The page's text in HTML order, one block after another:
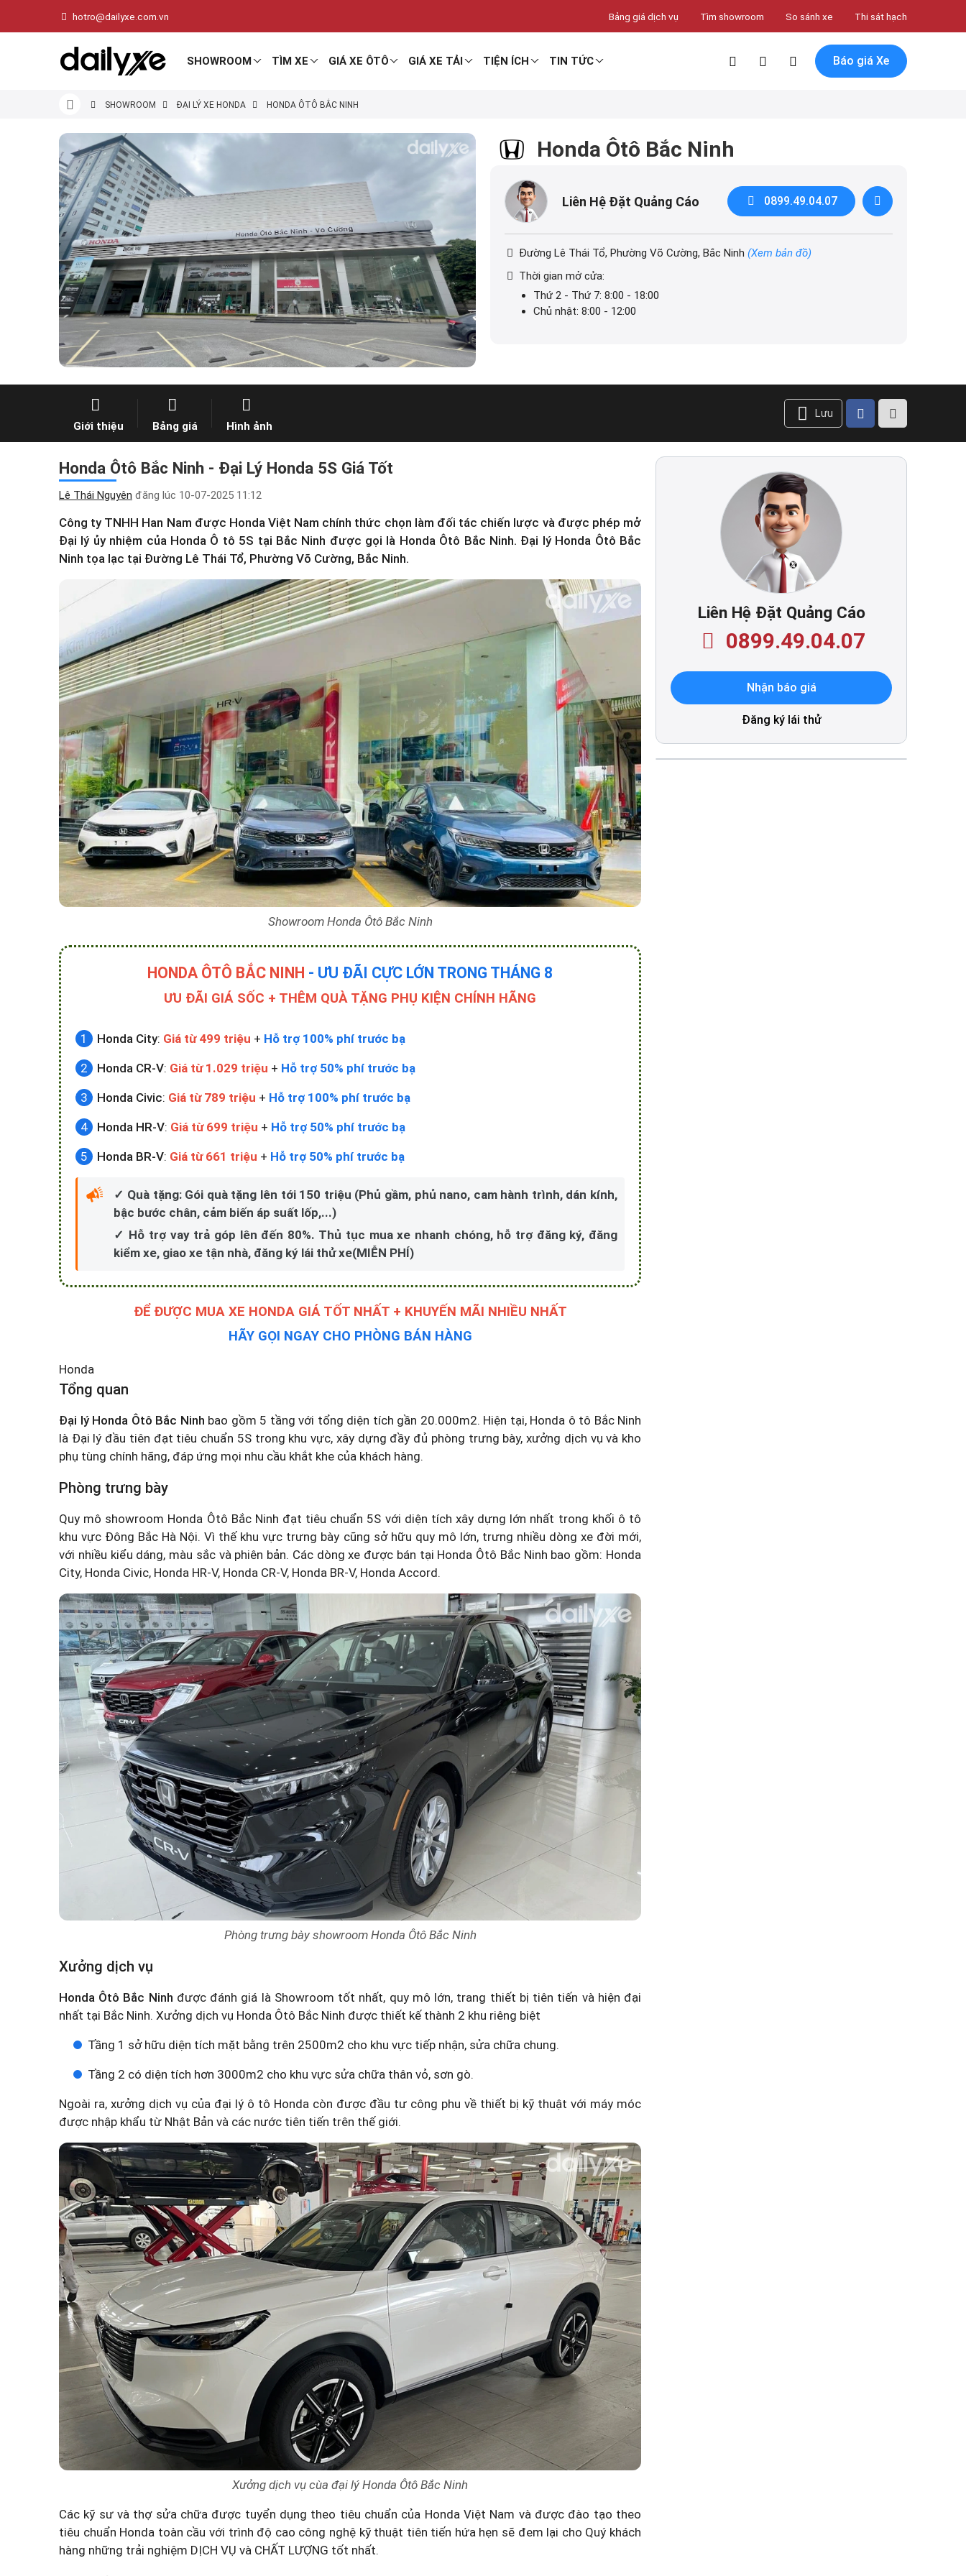
hotro@dailyxe.com.vn Bảng giá dịch vụ Tìm showroom So sánh xe Thi sát hạch
SHOWROOM TÌM XE GIÁ XE ÔTÔ GIÁ XE TẢI TIỆN ÍCH TIN TỨC Báo giá Xe
SHOWROOM ĐẠI LÝ XE HONDA HONDA ÔTÔ BẮC NINH
Honda Ôtô Bắc Ninh
Liên Hệ Đặt Quảng Cáo 0899.49.04.07
Đường Lê Thái Tổ, Phường Võ Cường, Bắc Ninh (Xem bản đồ)
Thời gian mở cửa:
Thứ 2 - Thứ 7: 8:00 - 18:00
Chủ nhật: 8:00 - 12:00
Giới thiệu Bảng giá Hình ảnh
Lưu
Honda Ôtô Bắc Ninh - Đại Lý Honda 5S Giá Tốt
Lê Thái Nguyên đăng lúc 10-07-2025 11:12
Công ty TNHH Han Nam được Honda Việt Nam chính thức chọn làm đối tác chiến lược và được phép mở
Đại lý ủy nhiệm của Honda Ô tô 5S tại Bắc Ninh được gọi là Honda Ôtô Bắc Ninh. Đại lý Honda Ôtô Bắc
Ninh tọa lạc tại Đường Lê Thái Tổ, Phường Võ Cường, Bắc Ninh.
Showroom Honda Ôtô Bắc Ninh
HONDA ÔTÔ BẮC NINH - ƯU ĐÃI CỰC LỚN TRONG THÁNG 8
ƯU ĐÃI GIÁ SỐC + THÊM QUÀ TẶNG PHỤ KIỆN CHÍNH HÃNG
Honda City: Giá từ 499 triệu + Hỗ trợ 100% phí trước bạ
Honda CR-V: Giá từ 1.029 triệu + Hỗ trợ 50% phí trước bạ
Honda Civic: Giá từ 789 triệu + Hỗ trợ 100% phí trước bạ
Honda HR-V: Giá từ 699 triệu + Hỗ trợ 50% phí trước bạ
Honda BR-V: Giá từ 661 triệu + Hỗ trợ 50% phí trước bạ
✓ Quà tặng: Gói quà tặng lên tới 150 triệu (Phủ gầm, phủ nano, cam hành trình, dán kính,
bậc bước chân, cảm biến áp suất lốp,...)
✓ Hỗ trợ vay trả góp lên đến 80%. Thủ tục mua xe nhanh chóng, hỗ trợ đăng ký, đăng
kiểm xe, giao xe tận nhà, đăng ký lái thử xe(MIỄN PHÍ)
ĐỂ ĐƯỢC MUA XE HONDA GIÁ TỐT NHẤT + KHUYẾN MÃI NHIỀU NHẤT
HÃY GỌI NGAY CHO PHÒNG BÁN HÀNG
Honda
Tổng quan
Đại lý Honda Ôtô Bắc Ninh bao gồm 5 tầng với tổng diện tích gần 20.000m2. Hiện tại, Honda ô tô Bắc Ninh
là Đại lý đầu tiên đạt tiêu chuẩn 5S trong khu vực, xây dựng đầy đủ phòng trưng bày, xưởng dịch vụ và kho
phụ tùng chính hãng, đáp ứng mọi nhu cầu khắt khe của khách hàng.
Phòng trưng bày
Quy mô showroom Honda Ôtô Bắc Ninh đạt tiêu chuẩn 5S với diện tích xây dựng lớn nhất trong khối ô tô
khu vực Đông Bắc Hà Nội. Vì thế khu vực trưng bày cũng sở hữu quy mô lớn, trưng nhiều dòng xe đời mới,
với nhiều kiểu dáng, màu sắc và phiên bản. Các dòng xe được bán tại Honda Ôtô Bắc Ninh bao gồm: Honda
City, Honda Civic, Honda HR-V, Honda CR-V, Honda BR-V, Honda Accord.
Phòng trưng bày showroom Honda Ôtô Bắc Ninh
Xưởng dịch vụ
Honda Ôtô Bắc Ninh được đánh giá là Showroom tốt nhất, quy mô lớn, trang thiết bị tiên tiến và hiện đại
nhất tại Bắc Ninh. Xưởng dịch vụ Honda Ôtô Bắc Ninh được thiết kế thành 2 khu riêng biệt
Tầng 1 sở hữu diện tích mặt bằng trên 2500m2 cho khu vực tiếp nhận, sửa chữa chung.
Tầng 2 có diện tích hơn 3000m2 cho khu vực sửa chữa thân vỏ, sơn gò.
Ngoài ra, xưởng dịch vụ của đại lý ô tô Honda còn được đầu tư công phu về thiết bị kỹ thuật với máy móc
được nhập khẩu từ Nhật Bản và các nước tiên tiến trên thế giới.
Xưởng dịch vụ cùa đại lý Honda Ôtô Bắc Ninh
Các kỹ sư và thợ sửa chữa được tuyển dụng theo tiêu chuẩn của Honda Việt Nam và được đào tạo theo
tiêu chuẩn Honda toàn cầu với trình độ cao công nghệ kỹ thuật tiên tiến hứa hẹn sẽ đem lại cho Quý khách
hàng những trải nghiệm DỊCH VỤ và CHẤT LƯỢNG tốt nhất.
Liên Hệ Đặt Quảng Cáo
0899.49.04.07
Nhận báo giá
Đăng ký lái thử